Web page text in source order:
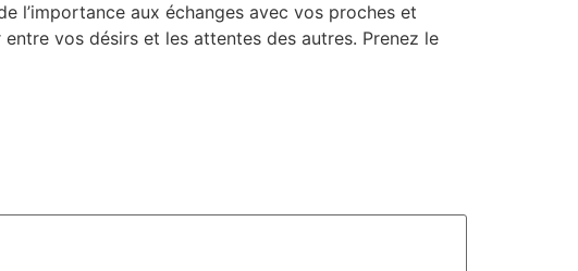
l’importance aux échanges avec vos proches et
vos désirs et les attentes des autres. Prenez le